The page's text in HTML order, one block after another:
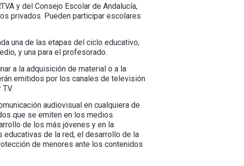
y del Consejo Escolar de Andalucía,
privados. Pueden participar escolares
una de las etapas del ciclo educativo,
y una para el profesorado.
a la adquisición de material o a la
emitidos por los canales de televisión
audiovisual en cualquiera de
que se emiten en los medios.
de los más jóvenes y en la
de la red, el desarrollo de la
de menores ante los contenidos